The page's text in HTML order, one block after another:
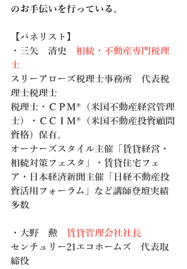
のお手伝いを行っている。
【パネリスト】
・三矢　清史 相続・不動産専門税理
士
スリーアローズ税理士事務所　代表税
理士税理士
税理士・ＣＰＭ®（米国不動産経営管理
士）・ＣＣＩＭ®（米国不動産投資顧問
資格）保有。
オーナーズスタイル主催「賃貸経営・
相続対策フェスタ」・賃貸住宅フェ
ア・日本経済新聞主催「日経不動産投
資活用フォーラム」など講師登壇実績
多数
・大野　勲 賃貸管理会社社長
センチュリー21エコホームズ　代表取
締役